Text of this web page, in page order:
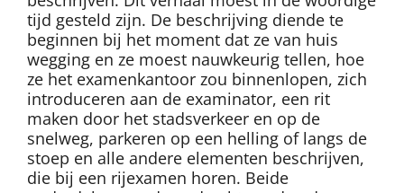
tijd gesteld zijn. De beschrijving diende te
beginnen bij het moment dat ze van huis
wegging en ze moest nauwkeurig tellen, hoe
ze het examenkantoor zou binnenlopen, zich
introduceren aan de examinator, een rit
maken door het stadsverkeer en op de
snelweg, parkeren op een helling of langs de
stoep en alle andere elementen beschrijven,
die bij een rijexamen horen. Beide